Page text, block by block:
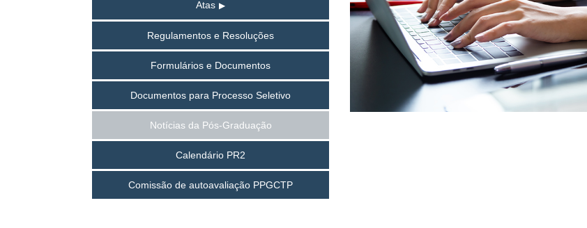
Atas
Regulamentos e Resoluções
Formulários e Documentos
Documentos para Processo Seletivo
Notícias da Pós-Graduação
Calendário PR2
Comissão de autoavaliação PPGCTP